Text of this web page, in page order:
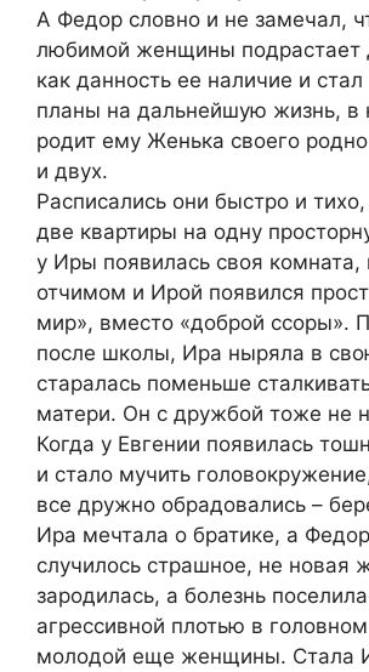
А Федор словно и не замечал,
любимой женщины подрастает
как данность ее наличие и стал
планы на дальнейшую жизнь, в
родит ему Женька своего
и двух.
Расписались они быстро и
две квартиры на одну
у Иры появилась своя
отчимом и Ирой появился
мир», вместо «доброй ссоры».
после школы, Ира ныряла в
старалась поменьше
матери. Он с дружбой тоже не
Когда у Евгении появилась
и стало мучить
все дружно обрадовались –
Ира мечтала о братике, а
случилось страшное, не новая
зародилась, а болезнь
агрессивной плотью в
молодой еще женщины. Стала